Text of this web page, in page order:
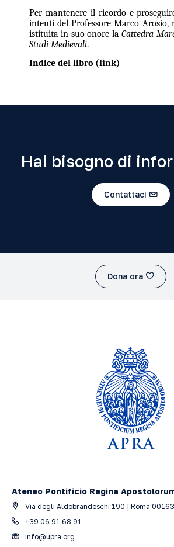
Per mantenere il ricordo e
intenti del Professore Marco Arosio,
istituita in suo onore laCattedra
Studi Medievali.
Indice del libro (link)
Hai bisogno di
Contattaci
Dona ora
Ateneo Pontificio Regina
Via degli Aldobrandeschi 190 | Roma 00163
+39 06 91.68.91
info@upra.org